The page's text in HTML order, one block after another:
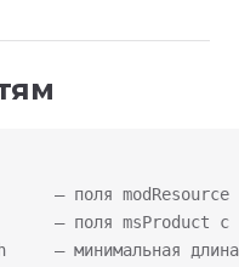
— поля modResource
— поля msProduct с
— минимальная